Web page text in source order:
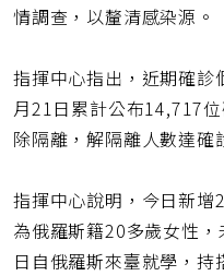
情調查，以釐清感染源。
指揮中心指出，近期確
月21日累計公布14,717
除隔離，解隔離人數達確
指揮中心說明，今日新
為俄羅斯籍20多歲女性
日自俄羅斯來臺就學，